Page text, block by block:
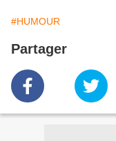
#HUMOUR
Partager